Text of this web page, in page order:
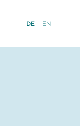
DE EN